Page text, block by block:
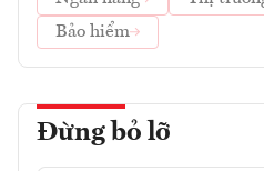
Bảo hiểm
Đừng bỏ lỡ